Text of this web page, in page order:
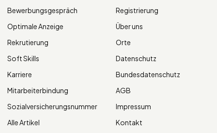
Bewerbungsgespräch
Optimale Anzeige
Rekrutierung
Soft Skills
Karriere
Mitarbeiterbindung
Sozialversicherungsnummer
Alle Artikel
Registrierung
Über uns
Orte
Datenschutz
Bundesdatenschutz
AGB
Impressum
Kontakt